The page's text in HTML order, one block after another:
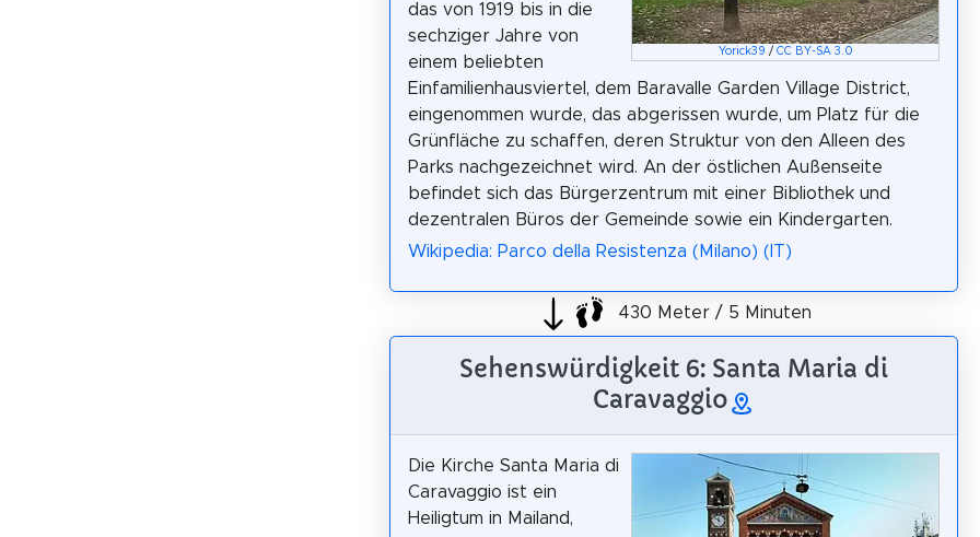
Yorick39 / CC BY-SA 3.0
das von 1919 bis in die
sechziger Jahre von
einem beliebten
Einfamilienhausviertel, dem Baravalle Garden Village District,
eingenommen wurde, das abgerissen wurde, um Platz für die
Grünfläche zu schaffen, deren Struktur von den Alleen des
Parks nachgezeichnet wird. An der östlichen Außenseite
befindet sich das Bürgerzentrum mit einer Bibliothek und
dezentralen Büros der Gemeinde sowie ein Kindergarten.
Wikipedia: Parco della Resistenza (Milano) (IT)
430 Meter / 5 Minuten
Sehenswürdigkeit 6: Santa Maria di
Caravaggio
Die Kirche Santa Maria di
Caravaggio ist ein
Heiligtum in Mailand,